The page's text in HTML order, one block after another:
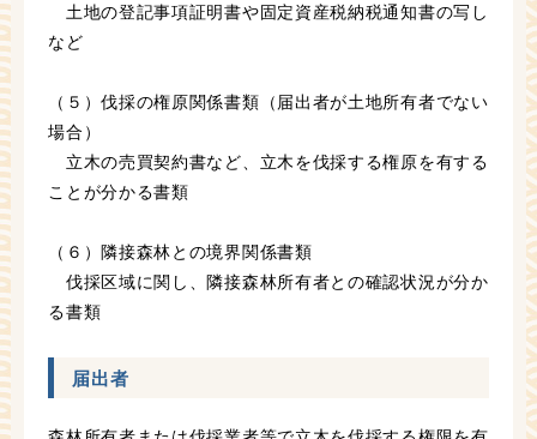
土地の登記事項証明書や固定資産税納税通知書の写し
など
（５）伐採の権原関係書類（届出者が土地所有者でない
場合）
立木の売買契約書など、立木を伐採する権原を有する
ことが分かる書類
（６）隣接森林との境界関係書類
伐採区域に関し、隣接森林所有者との確認状況が分か
る書類
届出者